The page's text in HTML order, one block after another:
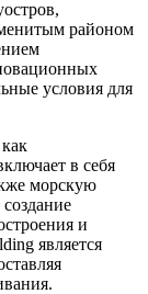
районом
условия для
в себя
морскую
и
является